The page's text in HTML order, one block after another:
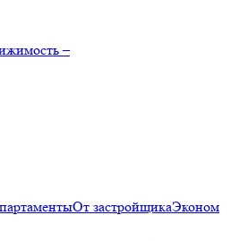
–
От застройщикаЭконом